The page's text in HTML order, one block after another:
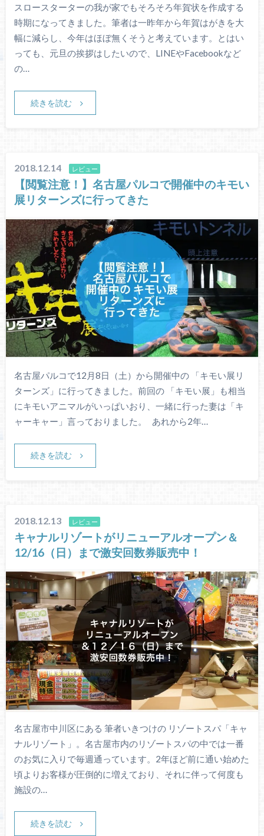
スロースターターの我が家でもそろそろ年賀状を作成する
時期になってきました。筆者は一昨年から年賀はがきを大
幅に減らし、今年はほぼ無くそうと考えています。とはい
っても、元旦の挨拶はしたいので、LINEやFacebookなど
の…
続きを読む
2018.12.14 レビュー
【閲覧注意！】名古屋パルコで開催中のキモい
展リターンズに行ってきた
名古屋パルコで12月8日（土）から開催中の 「キモい展リ
ターンズ」に行ってきました。前回の 「キモい展」も相当
にキモいアニマルがいっぱいおり、一緒に行った妻は「キ
ャーキャー」言っておりました。 あれから2年…
続きを読む
2018.12.13 レビュー
キャナルリゾートがリニューアルオープン＆
12/16（日）まで激安回数券販売中！
名古屋市中川区にある 筆者いきつけの リゾートスパ「キャ
ナルリゾート」。名古屋市内のリゾートスパの中では一番
のお気に入りで毎週通っています。2年ほど前に通い始めた
頃よりお客様が圧倒的に増えており、それに伴って何度も
施設の…
続きを読む